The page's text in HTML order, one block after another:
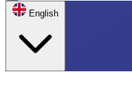
English